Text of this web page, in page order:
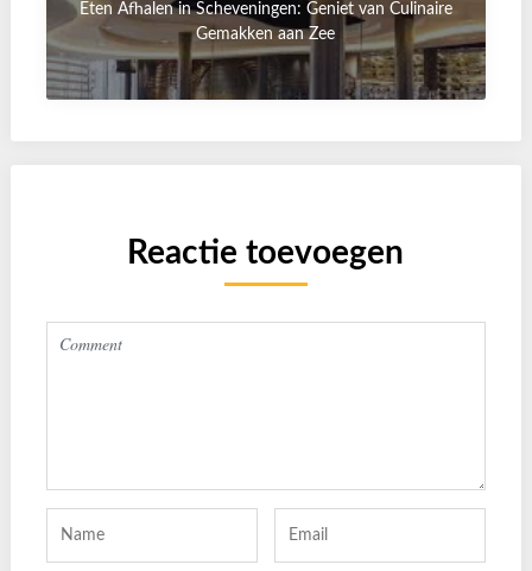
Eten Afhalen in Scheveningen: Geniet van Culinaire
Gemakken aan Zee
Reactie toevoegen